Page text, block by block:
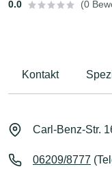
0.0
(0
Kontakt
Carl-Benz-Str.
06209/8777